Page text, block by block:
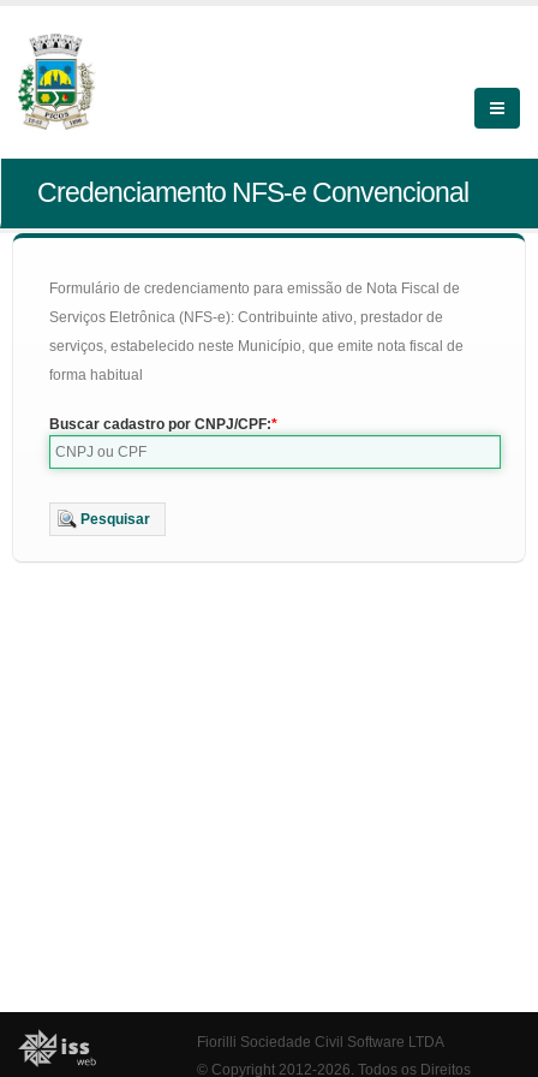
Credenciamento NFS-e Convencional
Formulário de credenciamento para emissão de Nota Fiscal de
Serviços Eletrônica (NFS-e): Contribuinte ativo, prestador de
serviços, estabelecido neste Município, que emite nota fiscal de
forma habitual
Buscar cadastro por CNPJ/CPF:
Pesquisar
Fiorilli Sociedade Civil Software LTDA
© Copyright 2012-2026. Todos os Direitos